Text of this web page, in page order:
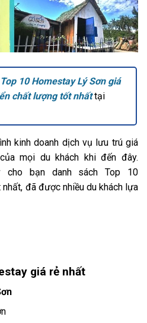
Top 10 Homestay Lý Sơn giá
chất lượng tốt nhấttại
kinh doanh dịch vụ lưu trú giá
mọi du khách khi đến đây.
cho bạn danh sách Top 10
nhất, đã được nhiều du khách lựa
giá rẻ nhất